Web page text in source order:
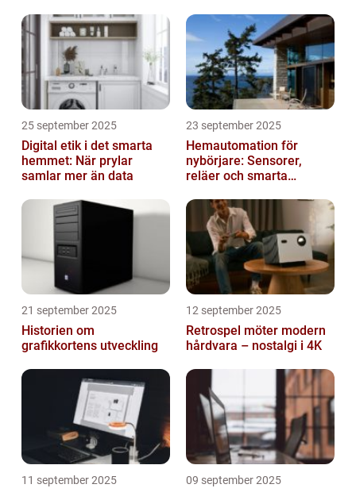
25 september 2025
Digital etik i det smarta
hemmet: När prylar
samlar mer än data
23 september 2025
Hemautomation för
nybörjare: Sensorer,
reläer och smarta
21 september 2025
Historien om
grafikkortens utveckling
12 september 2025
Retrospel möter modern
hårdvara – nostalgi i 4K
11 september 2025 09 september 2025